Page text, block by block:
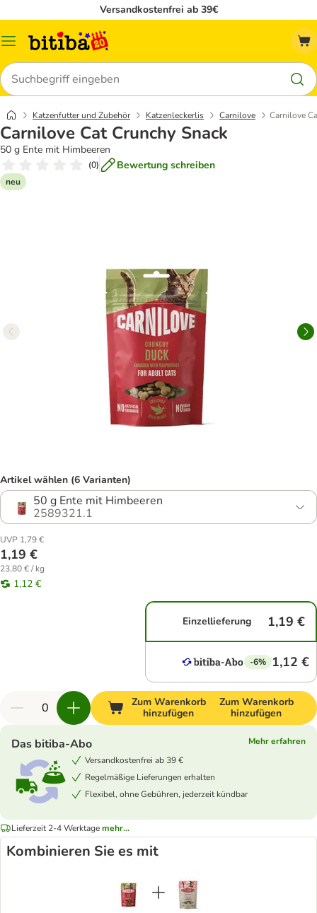
Versandkostenfrei ab 39€
Menü
Suchen
Katzenfutter und Zubehör Katzenleckerlis Carnilove Carnilove
Carnilove Cat Crunchy Snack
50 g Ente mit Himbeeren
(0) Bewertung schreiben
neu
Artikel wählen (6 Varianten)
50 g Ente mit Himbeeren
2589321.1
UVP 1,79 €
1,19 €
23,80 € / kg
1,12 €
Einzellieferung 1,19 €
-6% 1,12 €
Zum Warenkorb
hinzufügen
Zum Warenkorb
hinzufügen
Das bitiba-Abo
Mehr erfahren
Versandkostenfrei ab 39 €
Regelmäßige Lieferungen erhalten
Flexibel, ohne Gebühren, jederzeit kündbar
Lieferzeit 2-4 Werktagemehr...
Kombinieren Sie es mit